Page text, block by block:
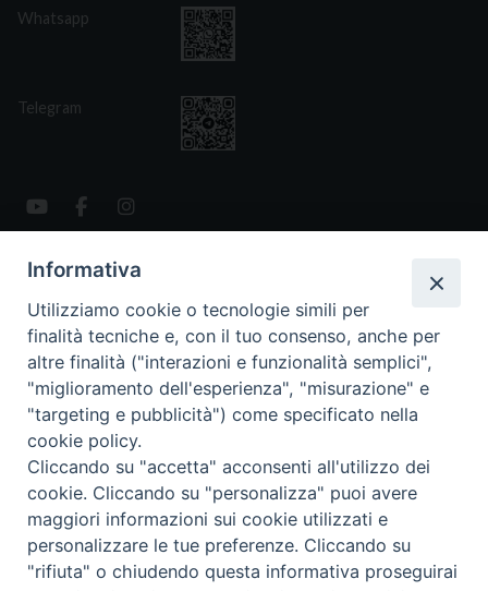
Whatsapp
Telegram
CONTATTI
Via San Giovanni Eudes 25, Roma
06. 661.30.39
fsp@paoline.org
- Privacy Policy
- Cookie Policy
- Aggiorna Preferenze Cookies
Copyright © 2025 Capitolo Generale FSP 2025
Informativa
Utilizziamo cookie o tecnologie simili per
finalità tecniche e, con il tuo consenso, anche per
altre finalità ("interazioni e funzionalità semplici",
"miglioramento dell'esperienza", "misurazione" e
"targeting e pubblicità") come specificato nella
cookie policy.
Cliccando su "accetta" acconsenti all'utilizzo dei
cookie. Cliccando su "personalizza" puoi avere
maggiori informazioni sui cookie utilizzati e
personalizzare le tue preferenze. Cliccando su
"rifiuta" o chiudendo questa informativa proseguirai